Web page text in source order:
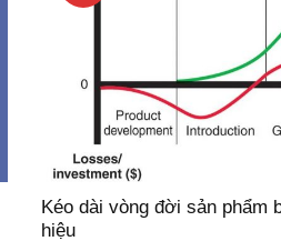
Kéo dài vòng đời sản phẩm
hiệu